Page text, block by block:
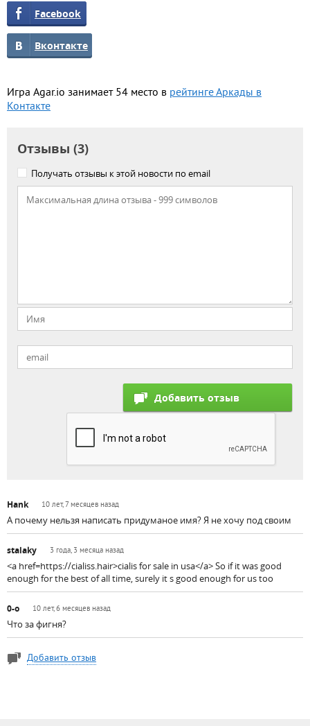
Facebook
Вконтакте
Игра Agar.io занимает 54 место в рейтинге Аркады в
Контакте
Отзывы (3)
Получать отзывы к этой новости по email
Hank 10 лет, 7 месяцев назад
А почему нельзя написать придуманое имя? Я не хочу под своим
stalaky 3 года, 3 месяца назад
<a href=https://cialiss.hair>cialis for sale in usa</a> So if it was good
enough for the best of all time, surely it s good enough for us too
0-o 10 лет, 6 месяцев назад
Что за фигня?
Добавить отзыв